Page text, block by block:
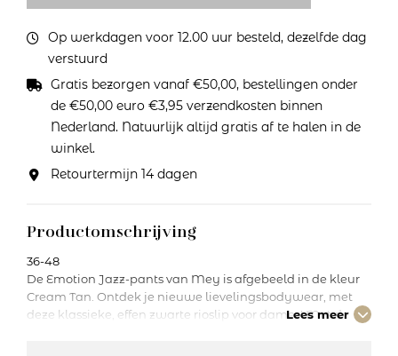
Op werkdagen voor 12.00 uur besteld, dezelfde dag
verstuurd
Gratis bezorgen vanaf €50,00, bestellingen onder
de €50,00 euro €3,95 verzendkosten binnen
Nederland. Natuurlijk altijd gratis af te halen in de
winkel.
Retourtermijn 14 dagen
Productomschrijving
36-48
De Emotion Jazz-pants van Mey is afgebeeld in de kleur
Cream Tan. Ontdek je nieuwe lievelingsbodywear, met
deze klassieke, effen zwarte rioslip voor dames! Met de
Lees meer